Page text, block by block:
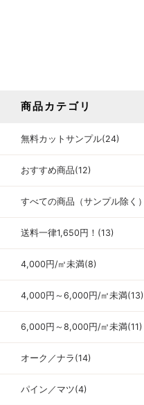
商品カテゴリ
無料カットサンプル(24)
おすすめ商品(12)
すべての商品（サンプル除く
送料一律1,650円！(13)
4,000円/㎡未満(8)
4,000円～6,000円/㎡未満(13)
6,000円～8,000円/㎡未満(11)
オーク／ナラ(14)
パイン／マツ(4)